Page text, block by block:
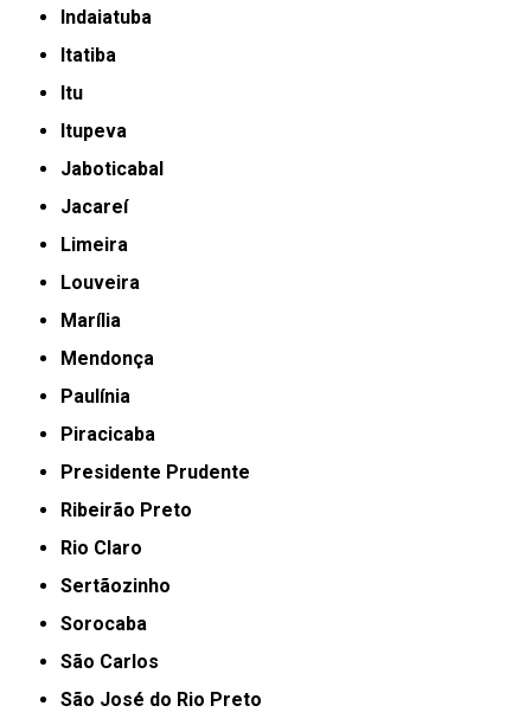
Indaiatuba
Itatiba
Itu
Itupeva
Jaboticabal
Jacareí
Limeira
Louveira
Marília
Mendonça
Paulínia
Piracicaba
Presidente Prudente
Ribeirão Preto
Rio Claro
Sertãozinho
Sorocaba
São Carlos
São José do Rio Preto